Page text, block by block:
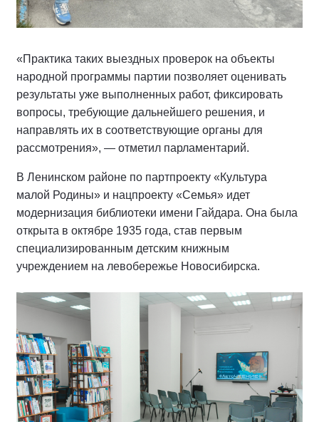
«Практика таких выездных проверок на объекты
народной программы партии позволяет оценивать
результаты уже выполненных работ, фиксировать
вопросы, требующие дальнейшего решения, и
направлять их в соответствующие органы для
рассмотрения», — отметил парламентарий.
В Ленинском районе по партпроекту «Культура
малой Родины» и нацпроекту «Семья» идет
модернизация библиотеки имени Гайдара. Она была
открыта в октябре 1935 года, став первым
специализированным детским книжным
учреждением на левобережье Новосибирска.